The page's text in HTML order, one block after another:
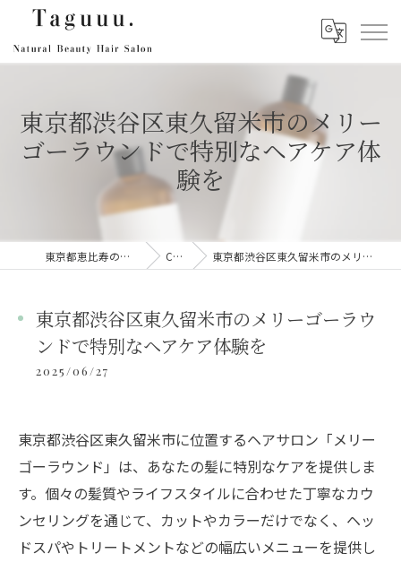
東京都渋谷区東久留米市のメリー
ゴーラウンドで特別なヘアケア体
験を
東京都恵比寿のヘアサロンならTaguuu. Column 東京都渋谷区東久留米市のメリーゴーラウンドで特別なヘアケア体験を
東京都渋谷区東久留米市のメリーゴーラウ
ンドで特別なヘアケア体験を
2025/06/27
東京都渋谷区東久留米市に位置するヘアサロン「メリー
ゴーラウンド」は、あなたの髪に特別なケアを提供しま
す。個々の髪質やライフスタイルに合わせた丁寧なカウ
ンセリングを通じて、カットやカラーだけでなく、ヘッ
ドスパやトリートメントなどの幅広いメニューを提供し